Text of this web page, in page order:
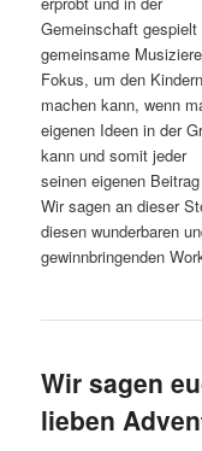
Gemeinschaft
gemeinsame
Fokus, um den
machen kann, wenn
eigenen Ideen in der
kann und somit jeder
seinen eigenen
Wir sagen an dieser
diesen wunderbaren
gewinnbringenden
Wir sagen
lieben